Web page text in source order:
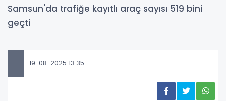
Samsun'da trafiğe kayıtlı araç sayısı 519 bini
geçti
19-08-2025 13:35